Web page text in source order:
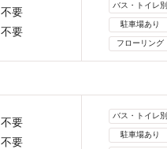
不要
不要
バス・トイレ別
駐車場あり
フローリング
不要
不要
バス・トイレ別
駐車場あり